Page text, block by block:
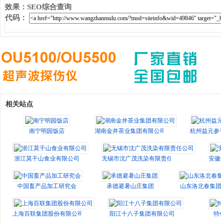
效果 ： SEO综合查询
代码 ：
相关站点
南宁明园饭店 湖南金井茶业集团有限公司 杭州益元
浙江莫干山食业有限公司 无锡市沈广茂洗染有限责任公司 安
中国畜产品加工研究会 承德避暑山庄集团 山东洛北春集
上海百联集团股份有限公司 阳江十八子集团有限公司 特